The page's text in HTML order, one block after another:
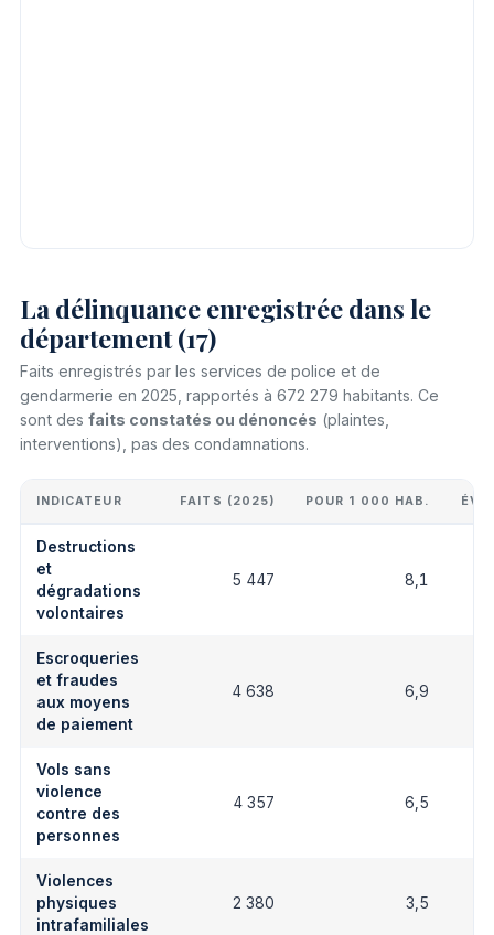
La délinquance enregistrée dans le
département (17)
Faits enregistrés par les services de police et de
gendarmerie en 2025, rapportés à 672 279 habitants. Ce
sont des faits constatés ou dénoncés (plaintes,
interventions), pas des condamnations.
INDICATEUR FAITS (2025) POUR 1 000 HAB.
Destructions
et
dégradations
volontaires
5 447 8,1
Escroqueries
et fraudes
aux moyens
de paiement
4 638 6,9
Vols sans
violence
contre des
personnes
4 357 6,5
Violences
physiques
intrafamiliales
2 380 3,5